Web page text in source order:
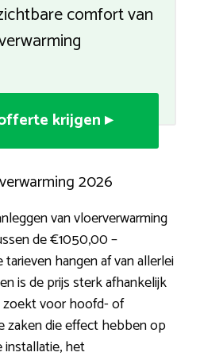
comfort van
krijgen ▸
2026
van vloerverwarming
de €1050,00 –
hangen af van allerlei
is de prijs sterk afhankelijk
zoekt voor hoofd- of
zaken die effect hebben op
het